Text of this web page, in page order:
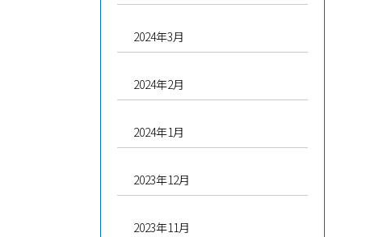
2024年3月
2024年2月
2024年1月
2023年12月
2023年11月